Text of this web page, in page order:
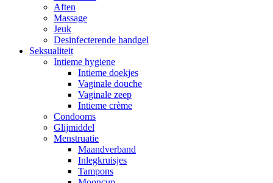
Aften
Massage
Jeuk
Desinfecterende handgel
Seksualiteit
Intieme hygiene
Intieme doekjes
Vaginale douche
Vaginale zeep
Intieme crème
Condooms
Glijmiddel
Menstruatie
Maandverband
Inlegkruisjes
Tampons